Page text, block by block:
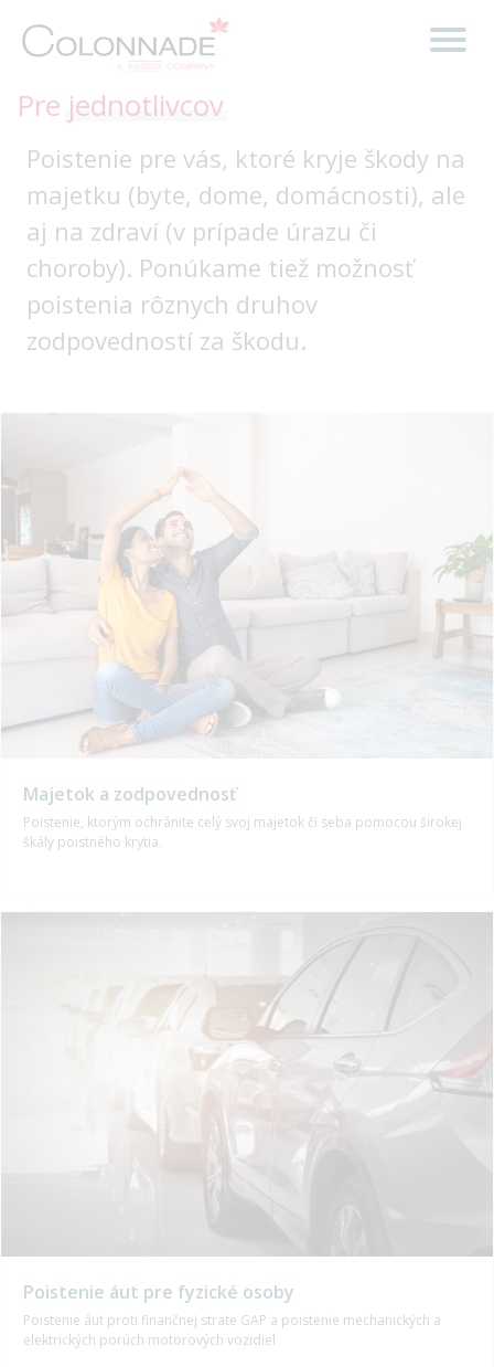
Pre jednotlivcov
Poistenie pre vás, ktoré kryje škody na
majetku (byte, dome, domácnosti), ale
aj na zdraví (v prípade úrazu či
choroby). Ponúkame tiež možnosť
poistenia rôznych druhov
zodpovedností za škodu.
Majetok a zodpovednosť
Poistenie, ktorým ochránite celý svoj majetok či seba pomocou širokej
škály poistného krytia.
Poistenie áut pre fyzické osoby
Poistenie áut proti finančnej strate GAP a poistenie mechanických a
elektrických porúch motorových vozidiel